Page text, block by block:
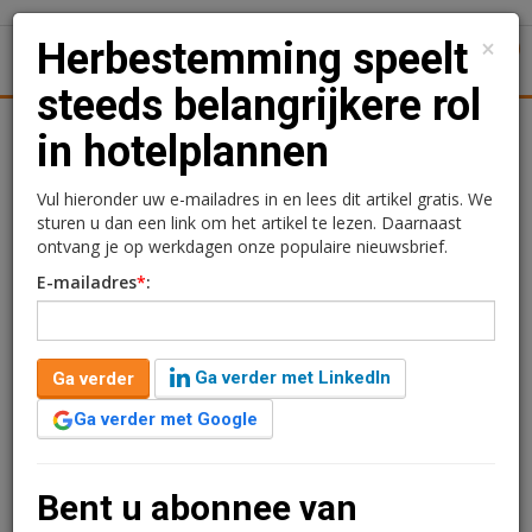
Nieuws Achtergronden Woningmarkt
Herbestemming speelt
steeds belangrijkere rol in
hotelplannen
Redactie
10 juli 2025 om 15:46
één jaar geleden aangepast
2 minuten leestijd
Het aantal hotelbouwplannen zit weer in de lift. Vooral
×
Herbestemming speelt
steeds belangrijkere rol
in hotelplannen
Vul hieronder uw e-mailadres in en lees dit artikel gratis. We
sturen u dan een link om het artikel te lezen. Daarnaast
ontvang je op werkdagen onze populaire nieuwsbrief.
E-mailadres*:
Ga verder
Ga verder met LinkedIn
Ga verder met Google
Bent u abonnee van